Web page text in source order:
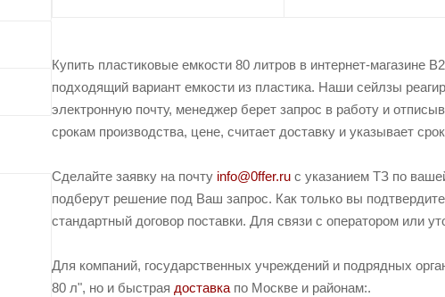
Купить пластиковые емкости 80 литров в интернет-магазине
подходящий вариант емкости из пластика. Наши сейлзы
электронную почту, менеджер берет запрос в работу и
срокам производства, цене, считает доставку и указывает
Сделайте заявку на почту info@0ffer.ru с указанием ТЗ по
подберут решение под Ваш запрос. Как только вы
стандартный договор поставки. Для связи с оператором или
Для компаний, государственных учреждений и подрядных
80 л", но и быстрая доставка по Москве и районам:.